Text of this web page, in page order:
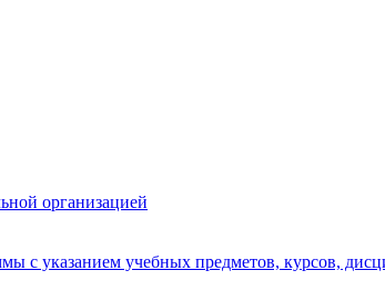
организацией
с указанием учебных предметов, курсов,